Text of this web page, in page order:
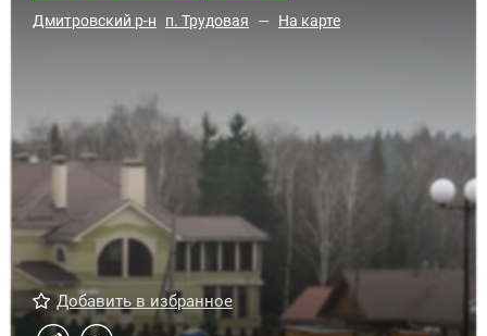
Дмитровский р-н п. Трудовая — На карте
Добавить в избранное